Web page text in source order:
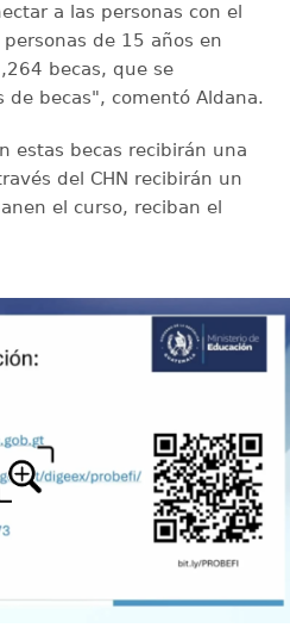
a las personas con el
de 15 años en
becas, que se
de becas", comentó Aldana.
estas becas recibirán una
del CHN recibirán un
el curso, reciban el